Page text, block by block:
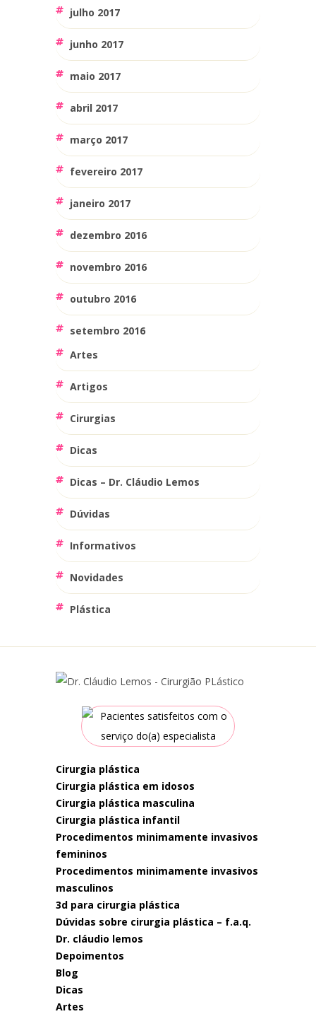
julho 2017
junho 2017
maio 2017
abril 2017
março 2017
fevereiro 2017
janeiro 2017
dezembro 2016
novembro 2016
outubro 2016
setembro 2016
Artes
Artigos
Cirurgias
Dicas
Dicas – Dr. Cláudio Lemos
Dúvidas
Informativos
Novidades
Plástica
cirurgia plástica
cirurgia plástica em idosos
cirurgia plástica masculina
cirurgia plástica infantil
procedimentos minimamente invasivos
femininos
procedimentos minimamente invasivos
masculinos
3d para cirurgia plástica
dúvidas sobre cirurgia plástica – f.a.q.
dr. cláudio lemos
depoimentos
blog
dicas
artes